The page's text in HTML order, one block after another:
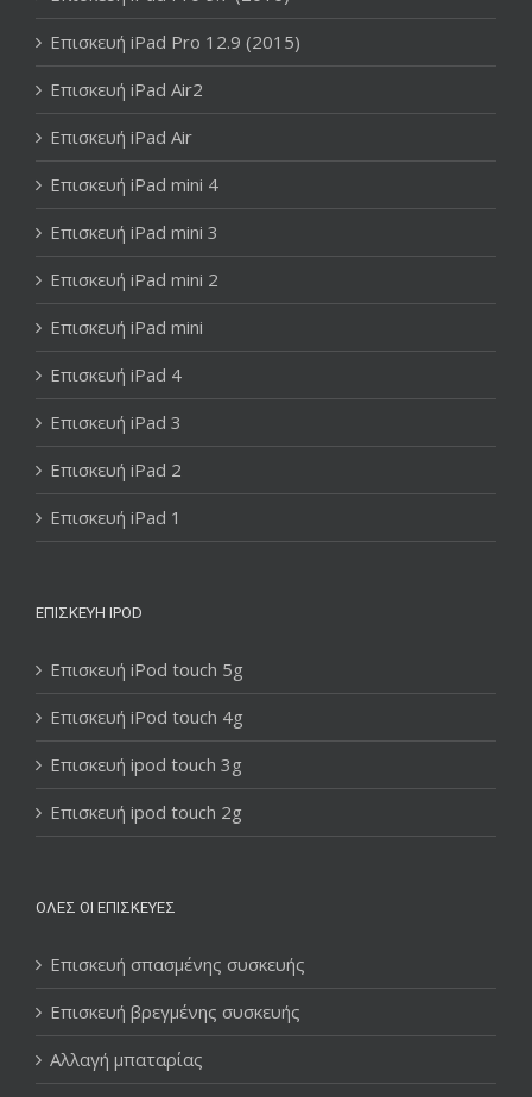
Επισκευή iPad Pro 12.9 (2015)
Επισκευή iPad Air2
Επισκευή iPad Air
Επισκευή iPad mini 4
Επισκευή iPad mini 3
Επισκευή iPad mini 2
Επισκευή iPad mini
Επισκευή iPad 4
Επισκευή iPad 3
Επισκευή iPad 2
Επισκευή iPad 1
ΕΠΙΣΚΕΥΉ IPOD
Επισκευή iPod touch 5g
Επισκευή iPod touch 4g
Επισκευή ipod touch 3g
Επισκευή ipod touch 2g
ΌΛΕΣ ΟΙ ΕΠΙΣΚΕΥΈΣ
Επισκευή σπασμένης συσκευής
Επισκευή βρεγμένης συσκευής
Αλλαγή μπαταρίας